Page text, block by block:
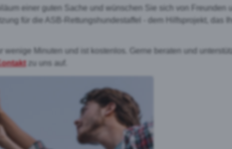
einer guten Sache und wünschen Sie sich von Freunden
für die ASB-Rettungshundestaffel - dem Hilfsprojekt, das
wenige Minuten und ist kostenlos. Gerne beraten und
zu uns auf.